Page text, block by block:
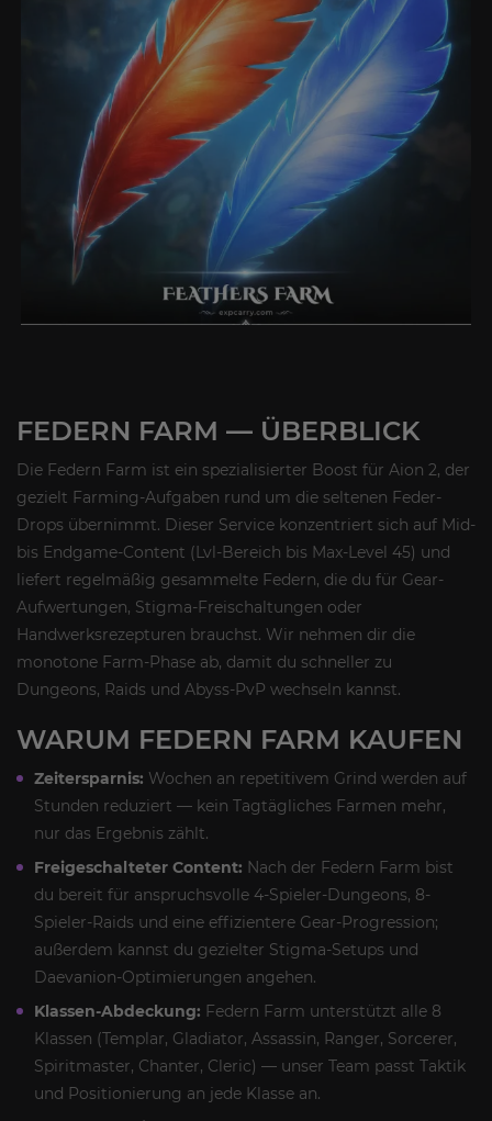
FEDERN FARM — ÜBERBLICK
Die Federn Farm ist ein spezialisierter Boost für Aion 2, der
gezielt Farming-Aufgaben rund um die seltenen Feder-
Drops übernimmt. Dieser Service konzentriert sich auf Mid-
bis Endgame-Content (Lvl-Bereich bis Max-Level 45) und
liefert regelmäßig gesammelte Federn, die du für Gear-
Aufwertungen, Stigma-Freischaltungen oder
Handwerksrezepturen brauchst. Wir nehmen dir die
monotone Farm-Phase ab, damit du schneller zu
Dungeons, Raids und Abyss-PvP wechseln kannst.
WARUM FEDERN FARM KAUFEN
Zeitersparnis: Wochen an repetitivem Grind werden auf
Stunden reduziert — kein Tagtägliches Farmen mehr,
nur das Ergebnis zählt.
Freigeschalteter Content: Nach der Federn Farm bist
du bereit für anspruchsvolle 4-Spieler-Dungeons, 8-
Spieler-Raids und eine effizientere Gear-Progression;
außerdem kannst du gezielter Stigma-Setups und
Daevanion-Optimierungen angehen.
Klassen-Abdeckung: Federn Farm unterstützt alle 8
Klassen (Templar, Gladiator, Assassin, Ranger, Sorcerer,
Spiritmaster, Chanter, Cleric) — unser Team passt Taktik
und Positionierung an jede Klasse an.